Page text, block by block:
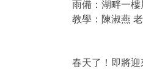
雨備：湖畔一樓
教學：陳淑燕
春天了！即將